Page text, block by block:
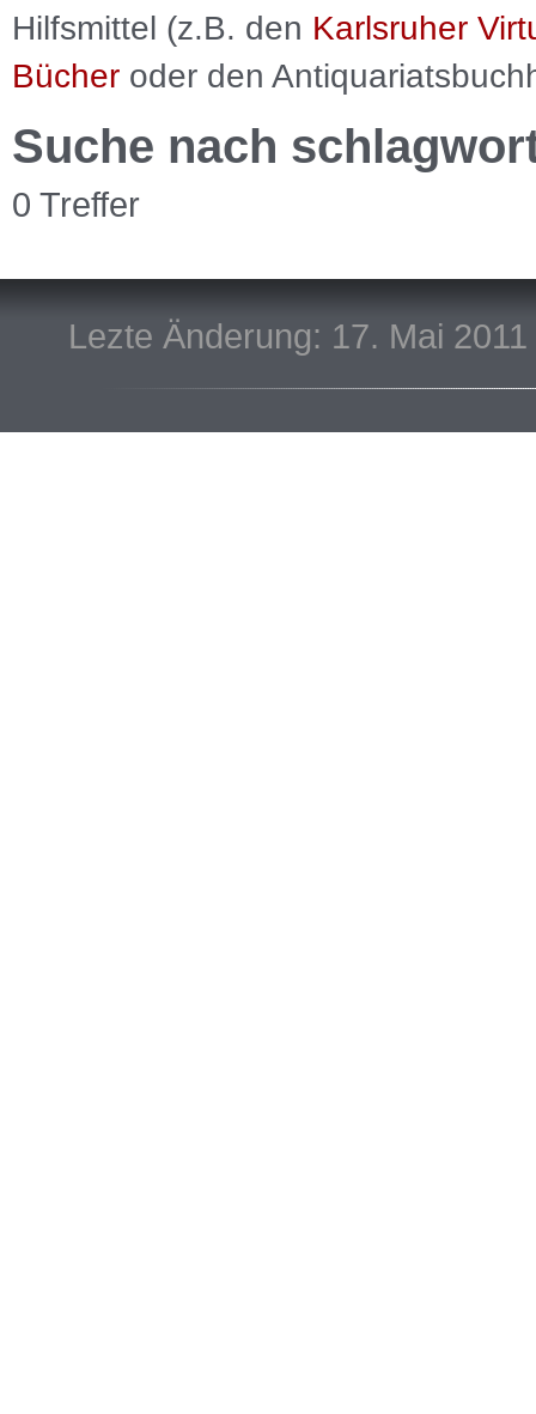
Hilfsmittel (z.B. den Karlsruher
Bücher oder den
Suche nach
0 Treffer
Lezte Änderung: 17. Mai